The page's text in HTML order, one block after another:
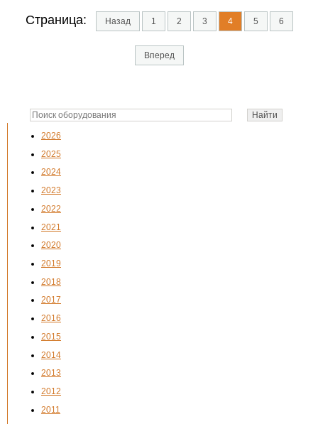
2026
2025
2024
2023
2022
2021
2020
2019
2018
2017
2016
2015
2014
2013
2012
2011
Страница: Назад 1 2 3 4 5 6
Вперед